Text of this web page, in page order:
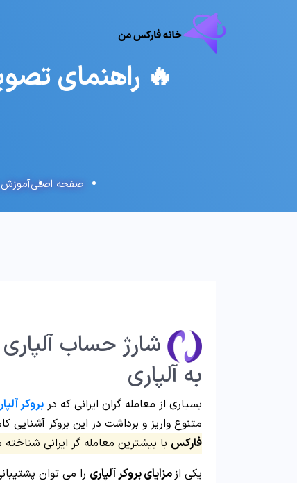
🔥 راهنمای
صفحه اصلیآموزش
شارژ حساب
به آلپاری
بسیاری از معامله گران ایرانی که در بروکر
متنوع واریز و برداشت در این بروکر آشنایی
فارکس با بیشترین معامله گر ایرانی
یکی ازمزایای بروکر آلپاری را می توان